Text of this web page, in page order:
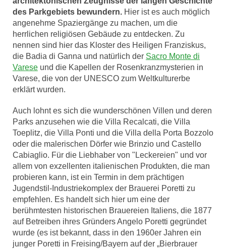
des Parkgebiets bewundern. Hier ist es auch möglich
angenehme Spaziergänge zu machen, um die
herrlichen religiösen Gebäude zu entdecken. Zu
nennen sind hier das Kloster des Heiligen Franziskus,
die Badia di Ganna und natürlich der Sacro Monte di
Varese und die Kapellen der Rosenkranzmysterien in
Varese, die von der UNESCO zum Weltkulturerbe
erklärt wurden.
Auch lohnt es sich die wunderschönen Villen und deren
Parks anzusehen wie die Villa Recalcati, die Villa
Toeplitz, die Villa Ponti und die Villa della Porta Bozzolo
oder die malerischen Dörfer wie Brinzio und Castello
Cabiaglio. Für die Liebhaber von "Leckereien" und vor
allem von exzellenten italienischen Produkten, die man
probieren kann, ist ein Termin in dem prächtigen
Jugendstil-Industriekomplex der Brauerei Poretti zu
empfehlen. Es handelt sich hier um eine der
berühmtesten historischen Brauereien Italiens, die 1877
auf Betreiben ihres Gründers Angelo Poretti gegründet
wurde (es ist bekannt, dass in den 1960er Jahren ein
junger Poretti in Freising/Bayern auf der „Bierbrauer